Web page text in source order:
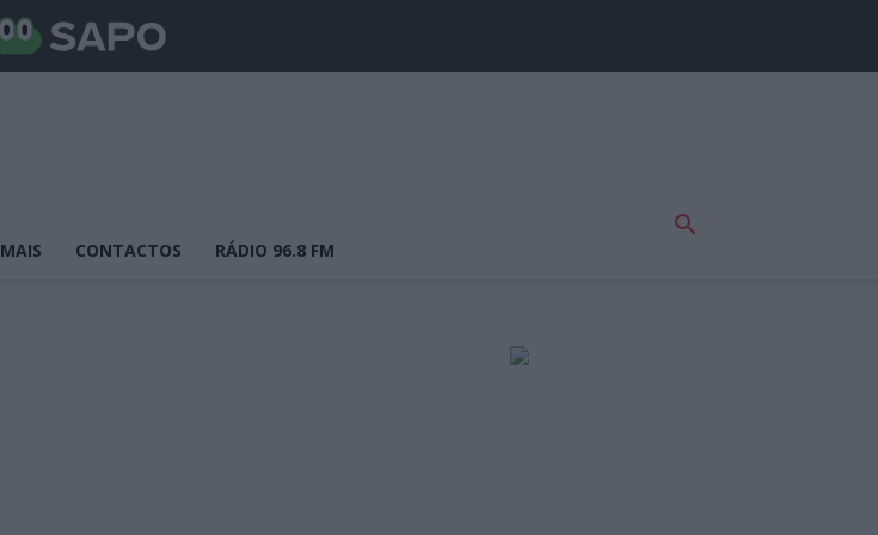
MAIS CONTACTOS RÁDIO 96.8 FM